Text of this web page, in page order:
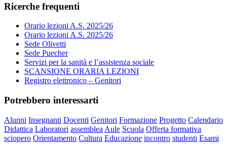
Ricerche frequenti
Orario lezioni A.S. 2025/26
Orario lezioni A.S. 2025/26
Sede Olivetti
Sede Puecher
Servizi per la sanità e l’assistenza sociale
SCANSIONE ORARIA LEZIONI
Registro elettronico – Genitori
Potrebbero interessarti
Alunni Insegnanti Docenti Genitori Formazione Progetto Calendario
Didattica Laboratori assemblea Aule Scuola Offerta formativa
sciopero Orientamento Cultura Educazione incontro studenti Esami